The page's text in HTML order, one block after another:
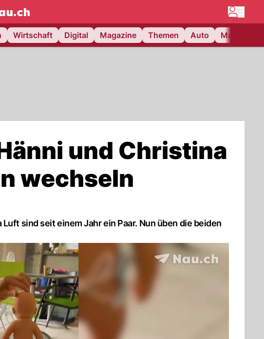
NAU.ch
Wirtschaft Digital Magazine Themen Auto Matchcenter
und Christina
wechseln
sind seit einem Jahr ein Paar. Nun üben die beiden